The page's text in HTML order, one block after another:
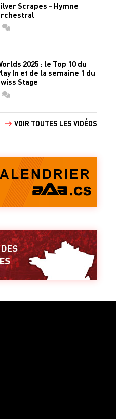
Scrapes - Hymne
2025 : le Top 10 du
In et de la semaine 1 du
Stage
VOIR TOUTES LES VIDÉOS